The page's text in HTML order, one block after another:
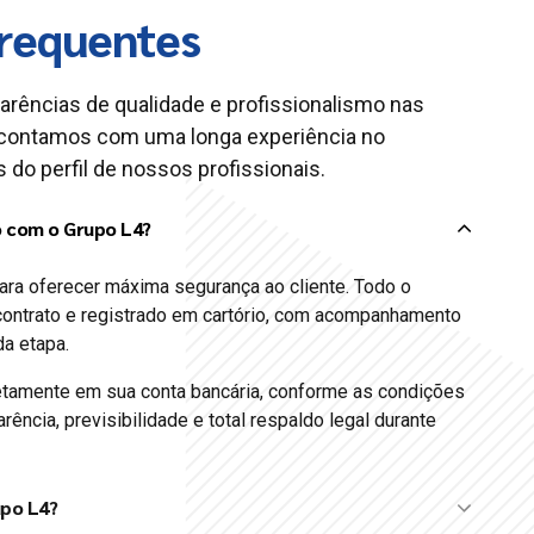
de qualidade e profissionalismo nas
com uma longa experiência no
do perfil de nossos profissionais.
o Grupo L4?
oferecer máxima segurança ao cliente. Todo o
e registrado em cartório, com acompanhamento
etapa.
em sua conta bancária, conforme as condições
previsibilidade e total respaldo legal durante
L4?